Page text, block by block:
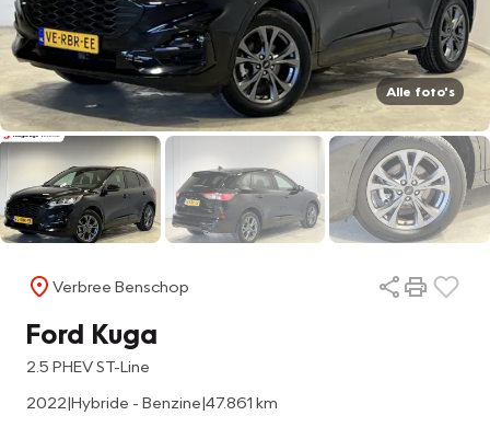
Alle foto's
Verbree Benschop
Ford Kuga
2.5 PHEV ST-Line
2022|Hybride - Benzine|47.861 km